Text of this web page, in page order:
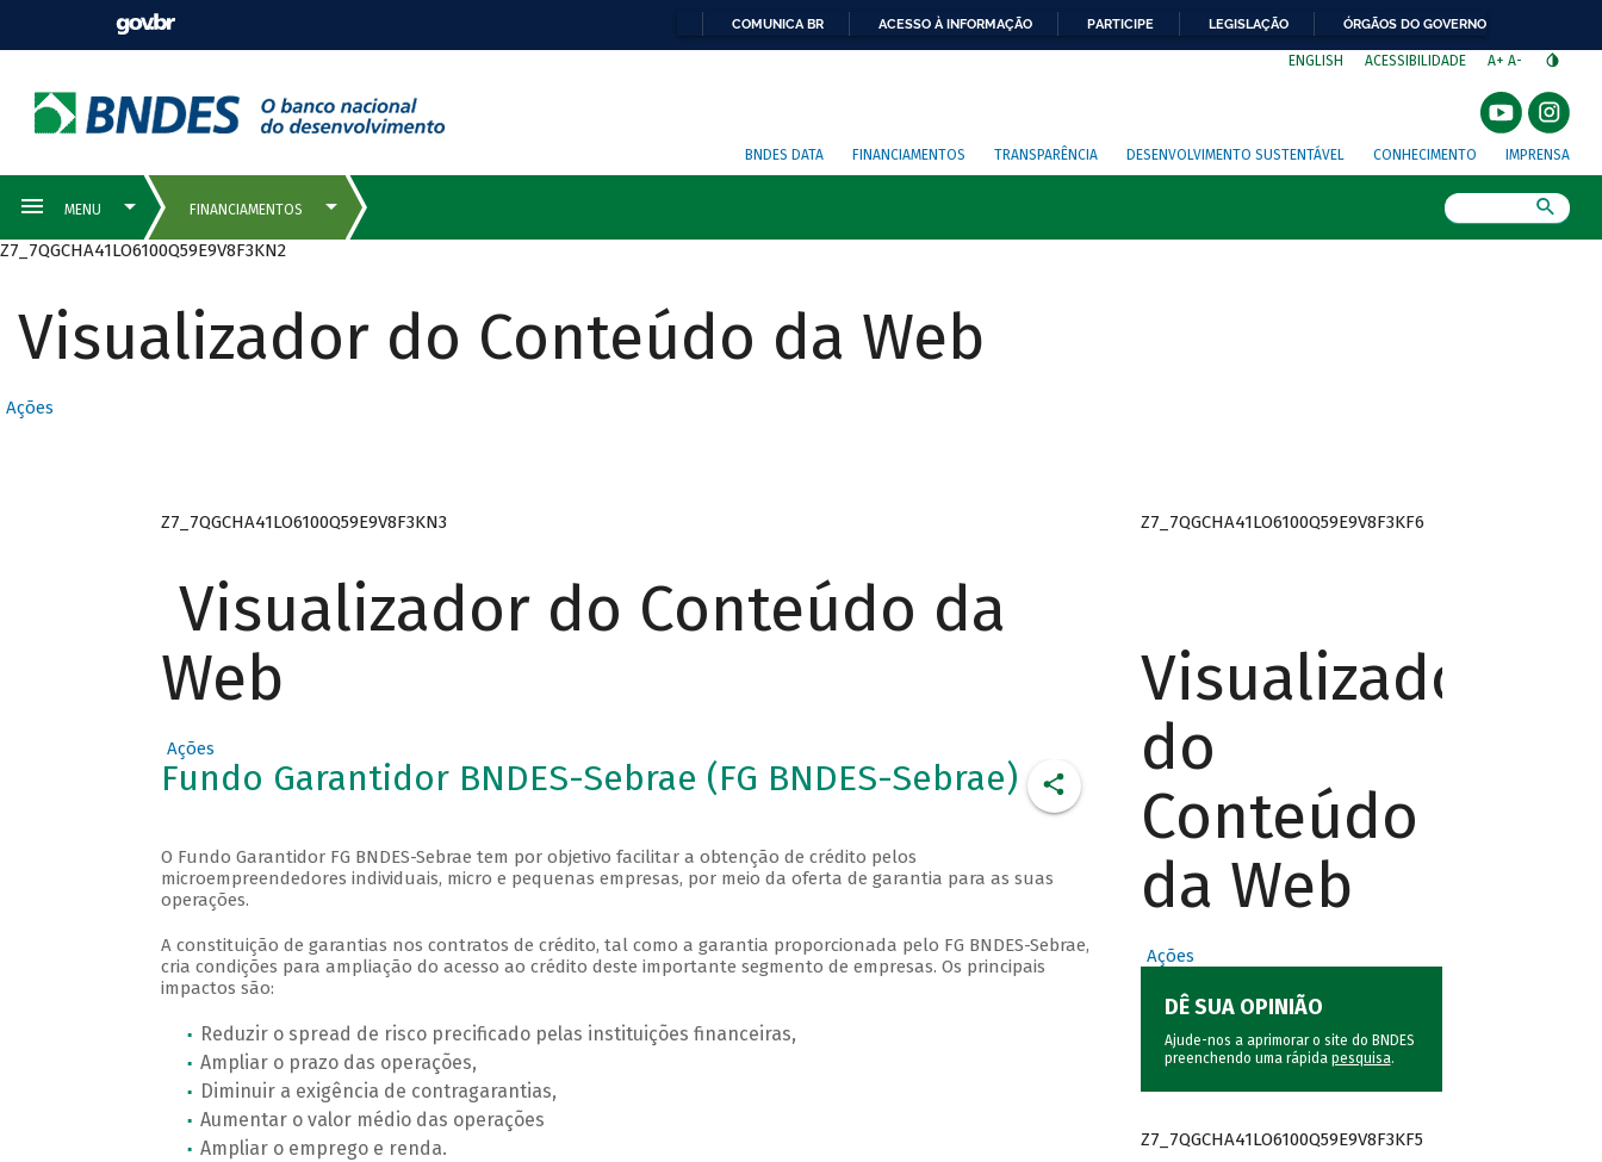
COMUNICA BR ACESSO À INFORMAÇÃO PARTICIPE LEGISLAÇÃO ÓRGÃOS DO GOVERNO
ENGLISH ACESSIBILIDADE A+ A-
BNDES DATA FINANCIAMENTOS TRANSPARÊNCIA DESENVOLVIMENTO SUSTENTÁVEL CONHECIMENTO IMPRENSA
Z7_7QGCHA41LO6100Q59E9V8F3KN2
Visualizador do Conteúdo da Web
Ações
Z7_7QGCHA41LO6100Q59E9V8F3KN3
Visualizador do Conteúdo da
Web
Ações
Fundo Garantidor BNDES-Sebrae (FG BNDES-Sebrae)
O Fundo Garantidor FG BNDES-Sebrae tem por objetivo facilitar a obtenção de crédito pelos
microempreendedores individuais, micro e pequenas empresas, por meio da oferta de garantia para as suas
operações.
A constituição de garantias nos contratos de crédito, tal como a garantia proporcionada pelo FG BNDES-Sebrae,
cria condições para ampliação do acesso ao crédito deste importante segmento de empresas. Os principais
impactos são:
Reduzir o spread de risco precificado pelas instituições financeiras,
Ampliar o prazo das operações,
Diminuir a exigência de contragarantias,
Aumentar o valor médio das operações
Ampliar o emprego e renda.
Z7_7QGCHA41LO6100Q59E9V8F3KF6
Visualizador
do
Conteúdo
da Web
Ações
DÊ SUA OPINIÃO
Ajude-nos a aprimorar o site do BNDES
preenchendo uma rápida pesquisa.
Z7_7QGCHA41LO6100Q59E9V8F3KF5